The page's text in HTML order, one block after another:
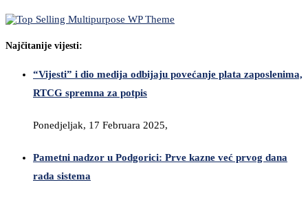
Najčitanije vijesti:
“Vijesti” i dio medija odbijaju povećanje plata zaposlenima,
RTCG spremna za potpis
Ponedjeljak, 17 Februara 2025,
Pametni nadzor u Podgorici: Prve kazne već prvog dana
rada sistema